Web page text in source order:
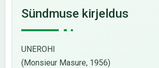
Sündmuse kirjeldus
UNEROHI
(Monsieur Masure, 1956)